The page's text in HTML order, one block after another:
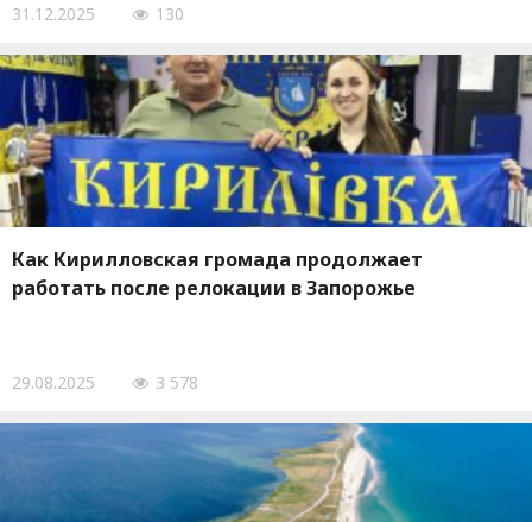
31.12.2025 130
Как Кирилловская громада продолжает
работать после релокации в Запорожье
29.08.2025 3 578